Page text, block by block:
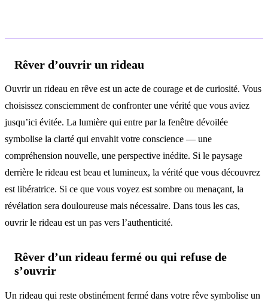
Rêver d’ouvrir un rideau
Ouvrir un rideau en rêve est un acte de courage et de curiosité. Vous
choisissez consciemment de confronter une vérité que vous aviez
jusqu’ici évitée. La lumière qui entre par la fenêtre dévoilée
symbolise la clarté qui envahit votre conscience — une
compréhension nouvelle, une perspective inédite. Si le paysage
derrière le rideau est beau et lumineux, la vérité que vous découvrez
est libératrice. Si ce que vous voyez est sombre ou menaçant, la
révélation sera douloureuse mais nécessaire. Dans tous les cas,
ouvrir le rideau est un pas vers l’authenticité.
Rêver d’un rideau fermé ou qui refuse de
s’ouvrir
Un rideau qui reste obstinément fermé dans votre rêve symbolise un